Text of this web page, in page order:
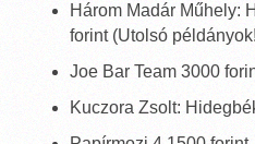
Három Madár Műhely:
forint (Utolsó
Joe Bar Team 3000
Kuczora Zsolt: